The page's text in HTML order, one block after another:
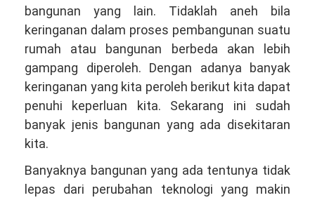
Pamijahan
Bogor,
Berkualitas
Hubungi
VIA
Telepon/WA
081381344044
bangunan yang lain. Tidaklah aneh bila
keringanan dalam proses pembangunan suatu
rumah atau bangunan berbeda akan lebih
gampang diperoleh. Dengan adanya banyak
keringanan yang kita peroleh berikut kita dapat
penuhi keperluan kita. Sekarang ini sudah
banyak jenis bangunan yang ada disekitaran
kita.
Banyaknya bangunan yang ada tentunya tidak
lepas dari perubahan teknologi yang makin